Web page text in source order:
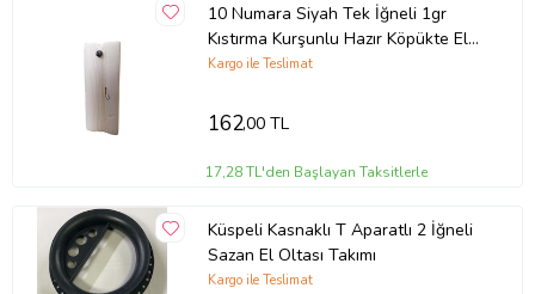
10 Numara Siyah Tek İğneli 1gr
Kıstırma Kurşunlu Hazır Köpükte El
Olta Takımı
Kargo ile Teslimat
162,00 TL
17,28 TL'den Başlayan Taksitlerle
Küspeli Kasnaklı T Aparatlı 2 İğneli
Sazan El Oltası Takımı
Kargo ile Teslimat